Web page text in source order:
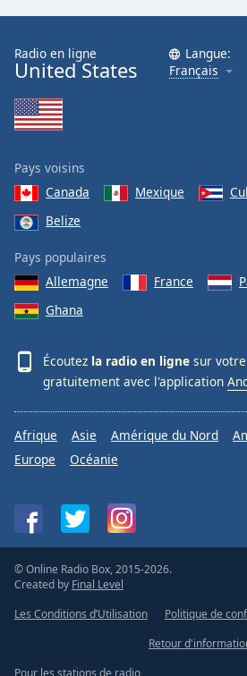
Radio en ligne
United States
Langue:
Français
Pays voisins
Canada
Mexique
Belize
Pays populaires
Allemagne
France
Ghana
Écoutez la radio en ligne sur
gratuitement avec l'application
Afrique Asie Amérique du Nord
Europe
Océanie
© Online Radio Box, 2015-2026.
Created by Final Level
Les Conditions d’Utilisation
Politique de
Retour